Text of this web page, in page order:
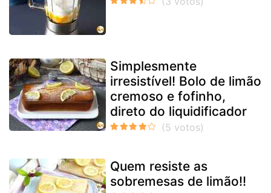
Simplesmente
irresistível! Bolo de limão
cremoso e fofinho,
direto do liquidificador
Quem resiste as
sobremesas de limão!!